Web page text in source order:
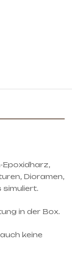
Epoxidharz,
Dioramen,
simuliert.
in der Box.
keine